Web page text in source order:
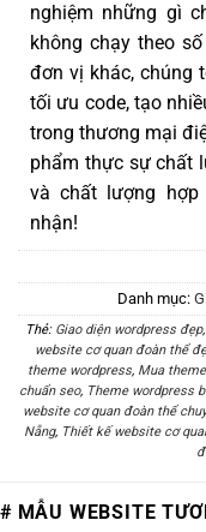
nghiệm những gì
không chạy theo
đơn vị khác, chúng
tối ưu code, tạo
trong thương mại
phẩm thực sự chất
và chất lượng
nhận!
Danh mục:
Thẻ: Giao diện wordpress đẹp,
website cơ quan đoàn thể
theme wordpress, Mua
chuẩn seo, Theme wordpress
website cơ quan đoàn thể
Nẵng, Thiết kế website cơ
# MẪU WEBSITE